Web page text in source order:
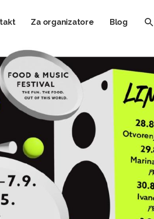
Za organizatore Blog